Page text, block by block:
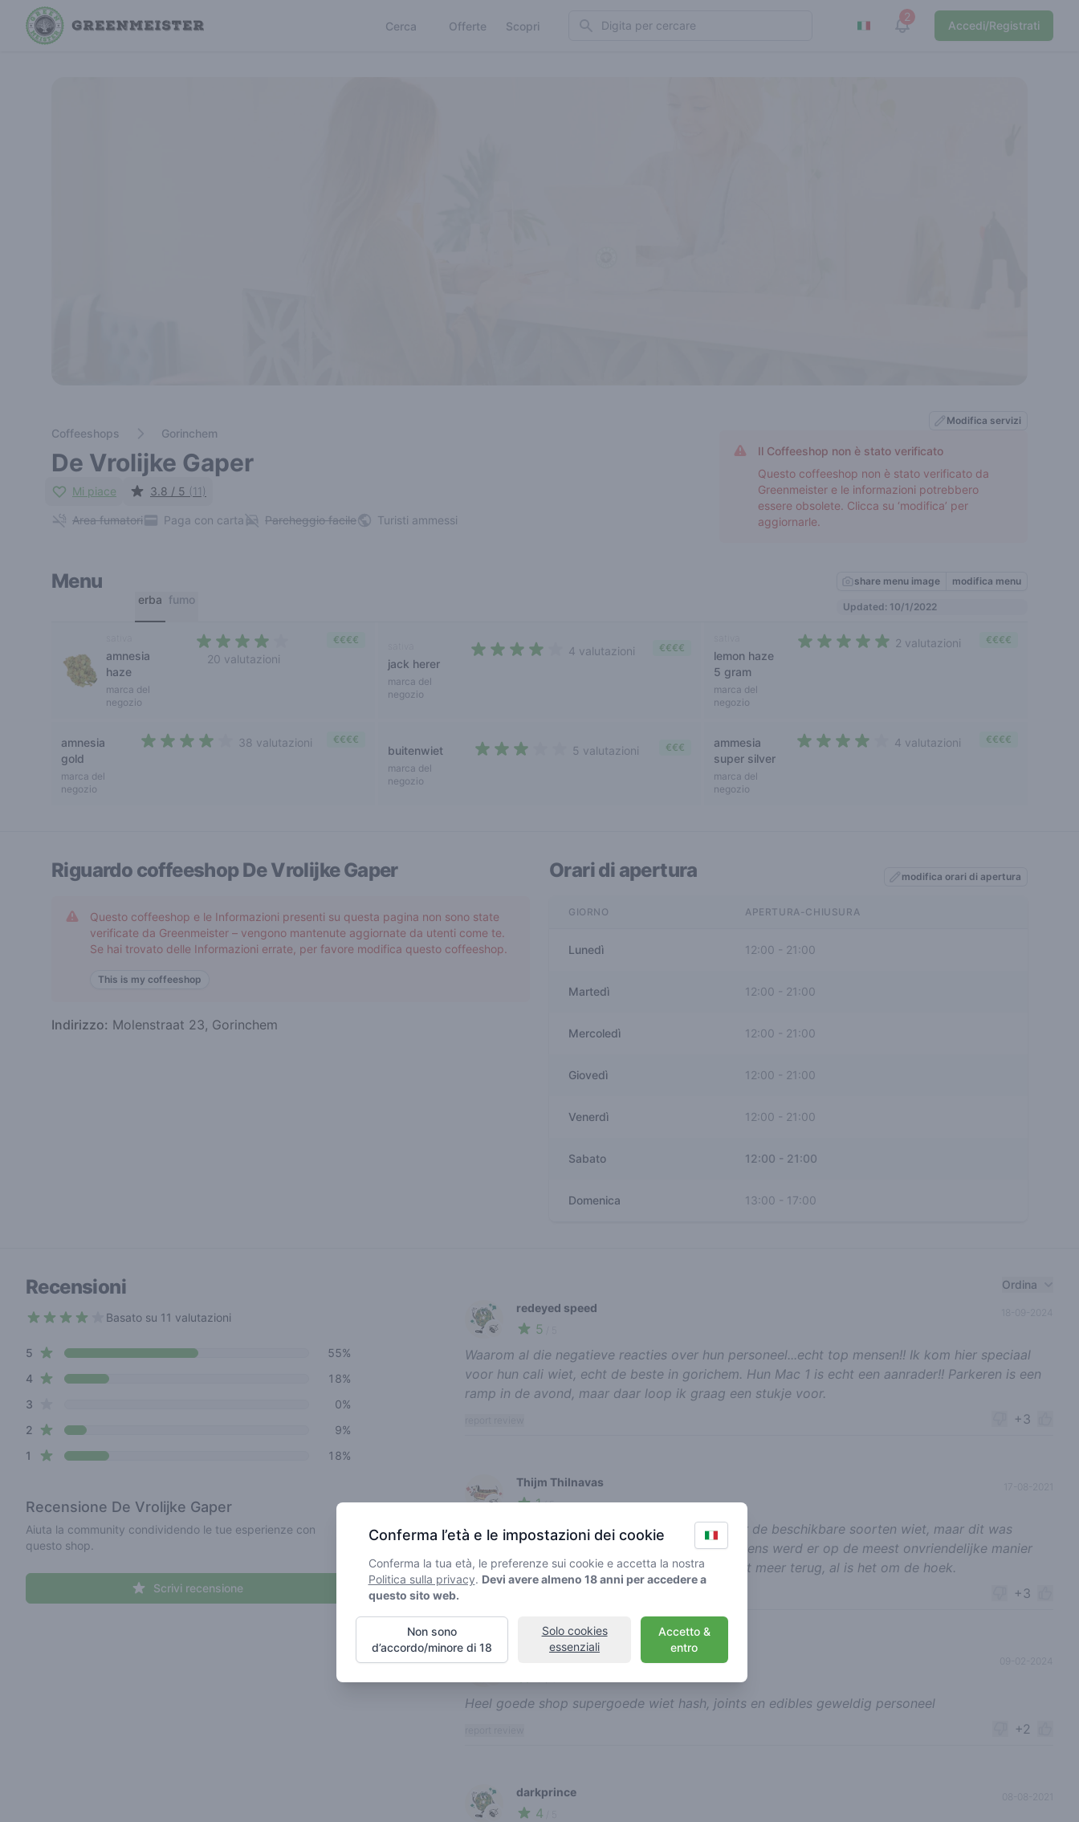
Cerca Offerte Scopri Search 2
View notifications
Accedi/Registrati
Coffeeshops Gorinchem
De Vrolijke Gaper
Mi piace 3.8 / 5 (11)
Area fumatori Paga con carta Parcheggio facile Turisti ammessi
Modifica servizi
Il Coffeeshop non è stato verificato
Questo coffeeshop non è stato verificato da
Greenmeister e le informazioni potrebbero
essere obsolete. Clicca su ‘modifica’ per
aggiornarle.
Menu
erba fumo
share menu image modifica menu
Updated: 10/1/2022
amnesia
haze
marca del
negozio
20 valutazioni
€€€€
jack herer
marca del
negozio
4 valutazioni €€€€
lemon haze
5 gram
marca del
negozio
2 valutazioni €€€€
amnesia
gold
marca del
negozio
38 valutazioni €€€€
buitenwiet
marca del
negozio
5 valutazioni €€€
ammesia
super silver
marca del
negozio
4 valutazioni €€€€
Riguardo coffeeshopDe Vrolijke Gaper
Questo coffeeshop e le Informazioni presenti su questa pagina non sono state
verificate da Greenmeister – vengono mantenute aggiornate da utenti come te.
Se hai trovato delle Informazioni errate, per favore modifica questo coffeeshop.
This is my coffeeshop
Indirizzo: Molenstraat 23, Gorinchem
Orari di apertura modifica orari di apertura
GIORNO APERTURA-CHIUSURA
Lunedì 12:00 - 21:00
Martedì 12:00 21:00
Mercoledì 12:00 - 21:00
Giovedì 12:00 21:00
Venerdì 12:00 - 21:00
Sabato 12:00 - 21:00
Domenica 13:00 - 17:00
Recensioni
Basato su 11 valutazioni
Review data
5 star reviews
55%
4star reviews
18%
3
0%
2 star reviews
9%
1 star reviews 18%
Recensione De Vrolijke Gaper
Aiuta la community condividendo le tue esperienze con
questo shop.
Scrivi recensione
Ordina
🍃
redeyed speed
5
Waarom al die negatieve reacties over hun personeel...echt top mensen!! Ik kom hier speciaal
voor hun cali wiet, echt de beste in gorichem. Hun Mac 1 is echt een aanrader!! Parkeren is een
ramp in de avond, maar daar loop ik graag een stukje voor.
+3
🍃
Thijm Thilnavas
1/ 5
Erg onaangenaam personeel. We vroegen naar de beschikbare soorten wiet, maar dit was
volgens mevrouw een hele rare vraag. Vervolgens werd er op de meest onvriendelijke manier
gevraagd naar onze ID-kaart. Komen hier nooit meer terug, al is het om de hoek.
+3
romantic doobie
Heel goede shop supergoede wiet hash, joints en edibles geweldig personeel
+2
🍃
darkprince
4
Conferma l’età e le impostazioni dei cookie
Conferma la tua età, le preferenze sui cookie e accetta la nostra
Politica sulla privacy. Devi avere almeno 18 anni per accedere a
questo sito web.
Accetto &
entro
Solo cookies
essenziali
Non sono
d’accordo/minore di 18